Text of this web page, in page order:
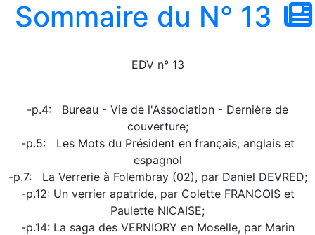
Sommaire du N° 13
EDV n° 13
-p.4: Bureau - Vie de l'Association - Dernière de
couverture;
-p.5: Les Mots du Président en français, anglais et
espagnol
-p.7: La Verrerie à Folembray (02), par Daniel DEVRED;
-p.12: Un verrier apatride, par Colette FRANCOIS et
Paulette NICAISE;
-p.14: La saga des VERNIORY en Moselle, par Marin